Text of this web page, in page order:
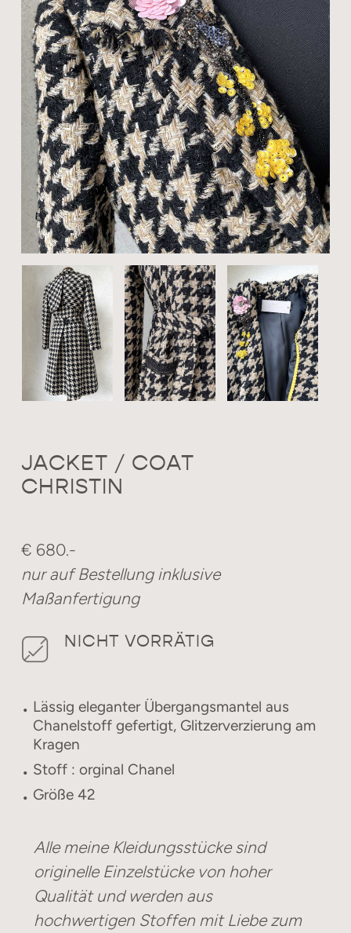
JACKET / COAT
CHRISTIN
€ 680.-
nur auf Bestellung inklusive
Maßanfertigung
NICHT VORRÄTIG
Lässig eleganter Übergangsmantel aus
Chanelstoff gefertigt, Glitzerverzierung am
Kragen
Stoff : orginal Chanel
Größe 42
Alle meine Kleidungsstücke sind
originelle Einzelstücke von hoher
Qualität und werden aus
hochwertigen Stoffen mit Liebe zum